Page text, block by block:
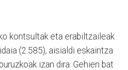
kontsultak eta erabiltzaileak
(2.585), aisialdi eskaintza
izan dira. Gehien bat